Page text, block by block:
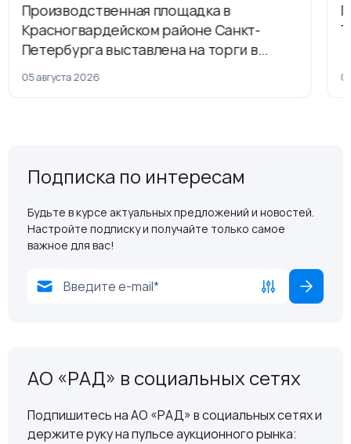
Производственная площадка в
Красногвардейском районе Санкт-
Петербурга выставлена на торги в
рамках приватизации
05 августа 2026
Подписка по интересам
Будьте в курсе актуальных предложений и новостей.
Настройте подписку и получайте только самое
важное для вас!
АО «РАД» в социальных сетях
Подпишитесь на АО «РАД» в социальных сетях и
держите руку на пульсе аукционного рынка: